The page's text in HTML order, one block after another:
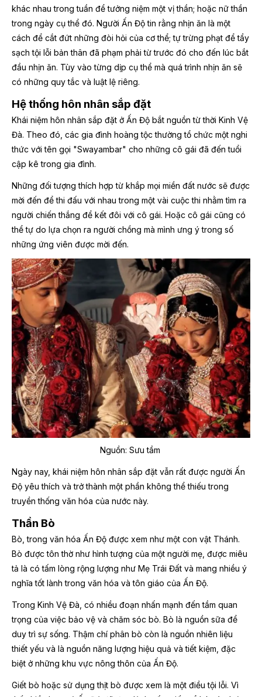
khác nhau trong tuần để tưởng niệm một vị thần; hoặc nữ thần
trong ngày cụ thể đó. Người Ấn Độ tin rằng nhịn ăn là một
cách để cắt đứt những đòi hỏi của cơ thể; tự trừng phạt để tẩy
sạch tội lỗi bản thân đã phạm phải từ trước đó cho đến lúc bắt
đầu nhịn ăn. Tùy vào từng dịp cụ thể mà quá trình nhịn ăn sẽ
có những quy tắc và luật lệ riêng.
Hệ thống hôn nhân sắp đặt
Khái niệm hôn nhân sắp đặt ở Ấn Độ bắt nguồn từ thời Kinh Vệ
Đà. Theo đó, các gia đình hoàng tộc thường tổ chức một nghi
thức với tên gọi "Swayambar" cho những cô gái đã đến tuổi
cập kê trong gia đình.
Những đối tượng thích hợp từ khắp mọi miền đất nước sẽ được
mời đến để thi đấu với nhau trong một vài cuộc thi nhằm tìm ra
người chiến thắng để kết đôi với cô gái. Hoặc cô gái cũng có
thể tự do lựa chọn ra người chồng mà mình ưng ý trong số
những ứng viên được mời đến.
Nguồn: Sưu tầm
Ngày nay, khái niệm hôn nhân sắp đặt vẫn rất được người Ấn
Độ yêu thích và trở thành một phần không thể thiếu trong
truyền thống văn hóa của nước này.
Thần Bò
Bò, trong văn hóa Ấn Độ được xem như một con vật Thánh.
Bò được tôn thờ như hình tượng của một người mẹ, được miêu
tả là có tấm lòng rộng lượng như Mẹ Trái Đất và mang nhiều ý
nghĩa tốt lành trong văn hóa và tôn giáo của Ấn Độ.
Trong Kinh Vệ Đà, có nhiều đoạn nhấn mạnh đến tầm quan
trọng của việc bảo vệ và chăm sóc bò. Bò là nguồn sữa để
duy trì sự sống. Thậm chí phân bò còn là nguồn nhiên liệu
thiết yếu và là nguồn năng lượng hiệu quả và tiết kiệm, đặc
biệt ở những khu vực nông thôn của Ấn Độ.
Giết bò hoặc sử dụng thịt bò được xem là một điều tội lỗi. Vì